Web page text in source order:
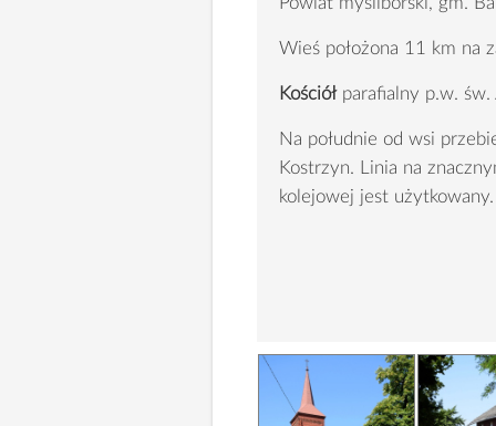
Wieś położona 11 km na
Kościółparafialny p.w.
Na południe od wsi
Kostrzyn. Linia na
kolejowej jest użytkowany.